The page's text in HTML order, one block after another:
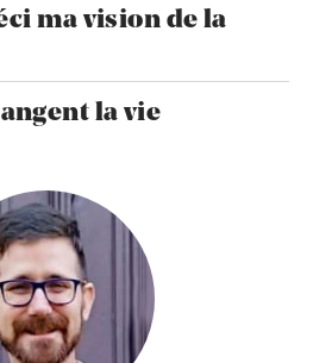
ma vision de la
la vie